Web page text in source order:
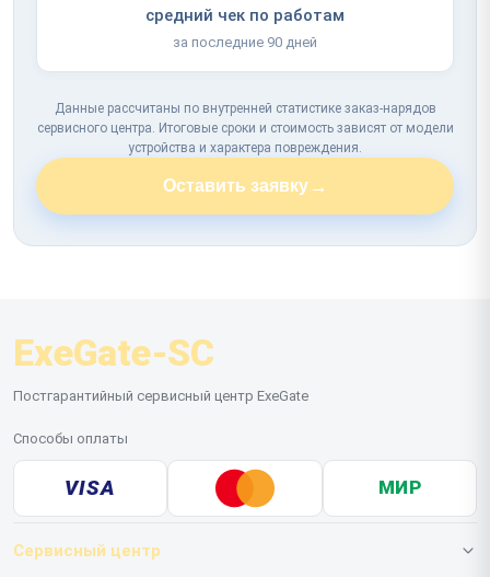
средний чек по работам
за последние 90 дней
Данные рассчитаны по внутренней статистике заказ-нарядов
сервисного центра. Итоговые сроки и стоимость зависят от модели
устройства и характера повреждения.
Оставить заявку→
ExeGate-SC
Постгарантийный сервисный центр ExeGate
Способы оплаты
VISA МИР
Сервисный центр